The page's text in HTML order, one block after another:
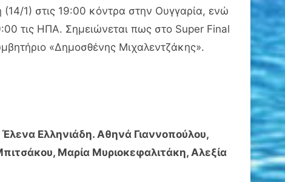
(14/1) στις 19:00 κόντρα στην Ουγγαρία, ενώ
τις ΗΠΑ. Σημειώνεται πως στο Super Final
«Δημοσθένης Μιχαλεντζάκης».
Ελληνιάδη. Αθηνά Γιαννοπούλου,
Μαρία Μυριοκεφαλιτάκη, Αλεξία